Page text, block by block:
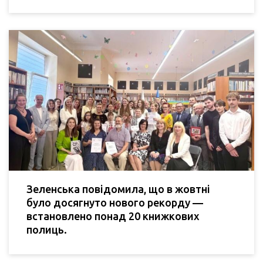
Зеленська повідомила, що в жовтні
було досягнуто нового рекорду —
встановлено понад 20 книжкових
полиць.